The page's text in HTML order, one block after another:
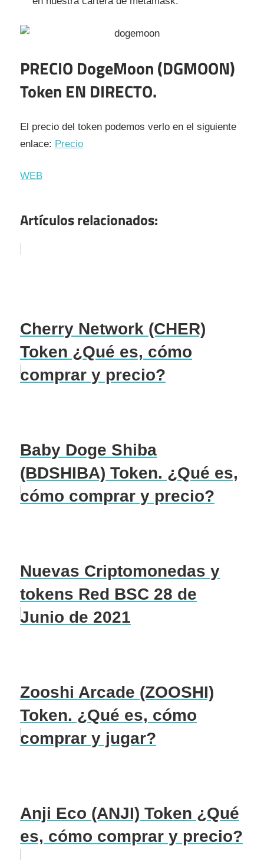
PRECIO DogeMoon (DGMOON)
Token EN DIRECTO.
El precio del token podemos verlo en el siguiente
enlace: Precio
WEB
Artículos relacionados:
Cherry Network (CHER)
Token ¿Qué es, cómo
comprar y precio?
Baby Doge Shiba
(BDSHIBA) Token. ¿Qué es,
cómo comprar y precio?
Nuevas Criptomonedas y
tokens Red BSC 28 de
Junio de 2021
Zooshi Arcade (ZOOSHI)
Token. ¿Qué es, cómo
comprar y jugar?
Anji Eco (ANJI) Token ¿Qué
es, cómo comprar y precio?